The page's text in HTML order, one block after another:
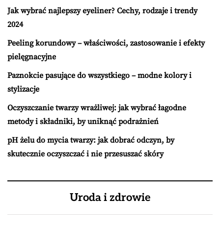
Jak wybrać najlepszy eyeliner? Cechy, rodzaje i trendy
2024
Peeling korundowy – właściwości, zastosowanie i efekty
pielęgnacyjne
Paznokcie pasujące do wszystkiego – modne kolory i
stylizacje
Oczyszczanie twarzy wrażliwej: jak wybrać łagodne
metody i składniki, by uniknąć podrażnień
pH żelu do mycia twarzy: jak dobrać odczyn, by
skutecznie oczyszczać i nie przesuszać skóry
Uroda i zdrowie